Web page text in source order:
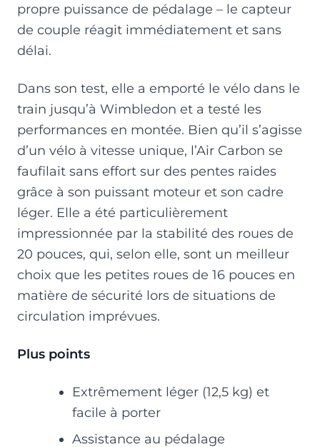
propre puissance de pédalage – le capteur
de couple réagit immédiatement et sans
délai.
Dans son test, elle a emporté le vélo dans le
train jusqu’à Wimbledon et a testé les
performances en montée. Bien qu’il s’agisse
d’un vélo à vitesse unique, l’Air Carbon se
faufilait sans effort sur des pentes raides
grâce à son puissant moteur et son cadre
léger. Elle a été particulièrement
impressionnée par la stabilité des roues de
20 pouces, qui, selon elle, sont un meilleur
choix que les petites roues de 16 pouces en
matière de sécurité lors de situations de
circulation imprévues.
Plus points
Extrêmement léger (12,5 kg) et
facile à porter
Assistance au pédalage